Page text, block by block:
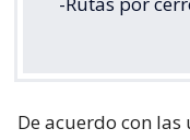
De acuerdo con